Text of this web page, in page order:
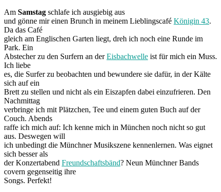
Am Samstag schlafe ich ausgiebig aus
und gönne mir einen Brunch in meinem Lieblingscafé Königin 43.
Da das Café
gleich am Englischen Garten liegt, dreh ich noch eine Runde im
Park. Ein
Abstecher zu den Surfern an derEisbachwelle ist für mich ein Muss.
Ich liebe
es, die Surfer zu beobachten und bewundere sie dafür, in der Kälte
sich auf ein
Brett zu stellen und nicht als ein Eiszapfen dabei einzufrieren. Den
Nachmittag
verbringe ich mit Plätzchen, Tee und einem guten Buch auf der
Couch. Abends
raffe ich mich auf: Ich kenne mich in München noch nicht so gut
aus. Deswegen will
ich unbedingt die Münchner Musikszene kennenlernen. Was eignet
sich besser als
der Konzertabend Freundschaftsbänd? Neun Münchner Bands
covern gegenseitig ihre
Songs. Perfekt!